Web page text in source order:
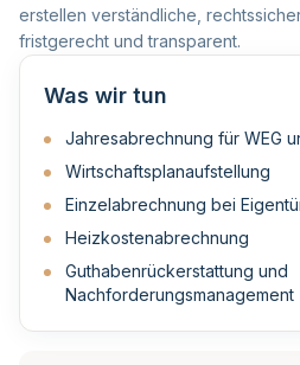
erstellen verständliche,
fristgerecht und transparent.
Was wir tun
Jahresabrechnung für WEG
Wirtschaftsplanaufstellung
Einzelabrechnung bei
Heizkostenabrechnung
Guthabenrückerstattung und
Nachforderungsmanagement